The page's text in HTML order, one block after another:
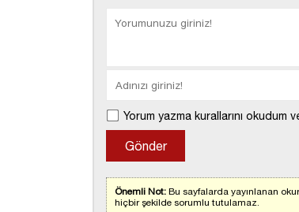
Yorum yazma kurallarını okudum
Önemli Not: Bu sayfalarda yayınlanan
hiçbir şekilde sorumlu tutulamaz.